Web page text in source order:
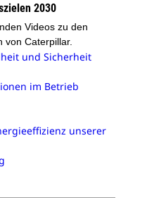
2030
Videos zu den
von Caterpillar.
und Sicherheit
im Betrieb
unserer